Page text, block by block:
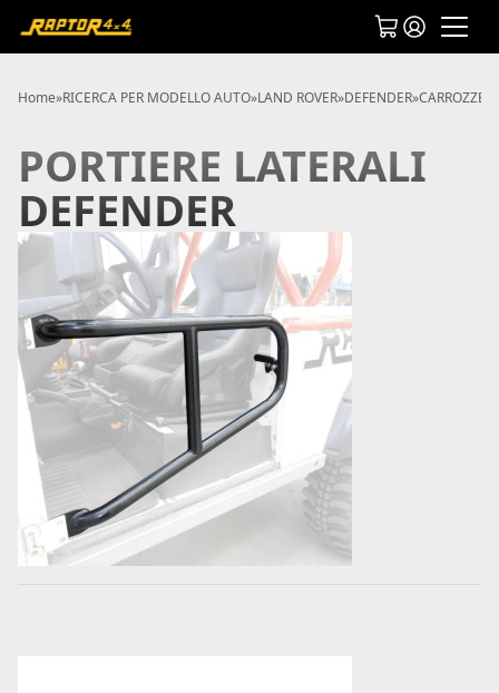
Home»RICERCA PER MODELLO AUTO»LAND ROVER»DEFENDER»
PORTIERE LATERALI
DEFENDER